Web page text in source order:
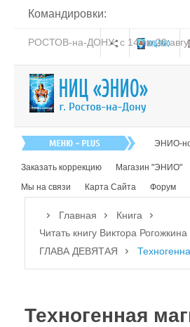
Командировки:
РОСТОВ-на-ДОНУ: с 14 по 20
Книга
ГЛАВА ПЕРВАЯ
ЭНИО-
Заказать коррекцию Магазин "ЭНИО"
Мы на связи
Карта Сайта Форум
Главная
Книга
Читать книгу Виктора
ГЛАВА ДЕВЯТАЯ
Техногенная